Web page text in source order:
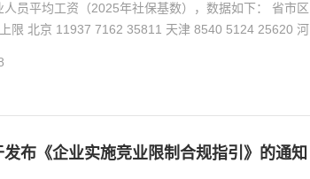
员平均工资（2025年社保基数），数据如下： 省市区
限 北京 11937 7162 35811 天津 8540 5124 25620 河
布《企业实施竞业限制合规指引》的通知